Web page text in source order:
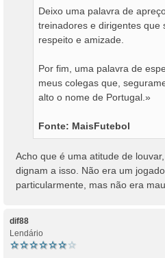
Deixo uma palavra de
treinadores e dirigentes que
respeito e amizade.
Por fim, uma palavra de
meus colegas que,
alto o nome de Portugal.»
Fonte: MaisFutebol
Acho que é uma atitude de
dignam a isso. Não era um
particularmente, mas não era
dif88
Lendário